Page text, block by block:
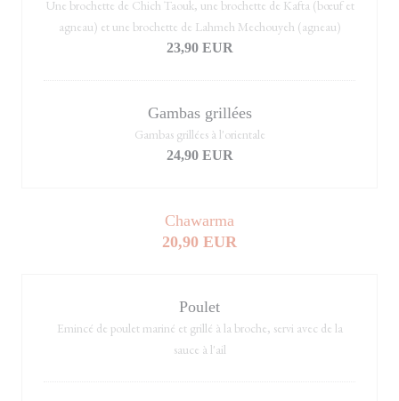
Une brochette de Chich Taouk, une brochette de Kafta (bœuf et
agneau) et une brochette de Lahmeh Mechouyeh (agneau)
23,90 EUR
Gambas grillées
Gambas grillées à l'orientale
24,90 EUR
Chawarma
20,90 EUR
Poulet
Emincé de poulet mariné et grillé à la broche, servi avec de la
sauce à l'ail